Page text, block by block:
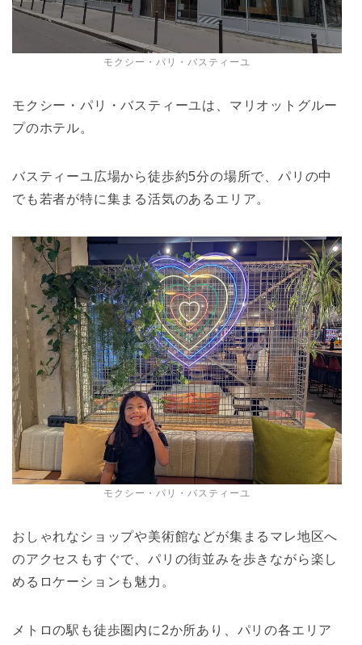
モクシー・パリ・バスティーユ
モクシー・パリ・バスティーユは、マリオットグルー
プのホテル。
バスティーユ広場から徒歩約5分の場所で、パリの中
でも若者が特に集まる活気のあるエリア。
モクシー・パリ・バスティーユ
おしゃれなショップや美術館などが集まるマレ地区へ
のアクセスもすぐで、パリの街並みを歩きながら楽し
めるロケーションも魅力。
メトロの駅も徒歩圏内に2か所あり、パリの各エリア